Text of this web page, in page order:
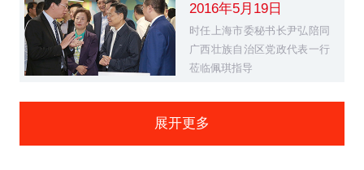
2016年5月19日
时任上海市委秘书长尹弘陪同
广西壮族自治区党政代表一行
莅临佩琪指导
展开更多